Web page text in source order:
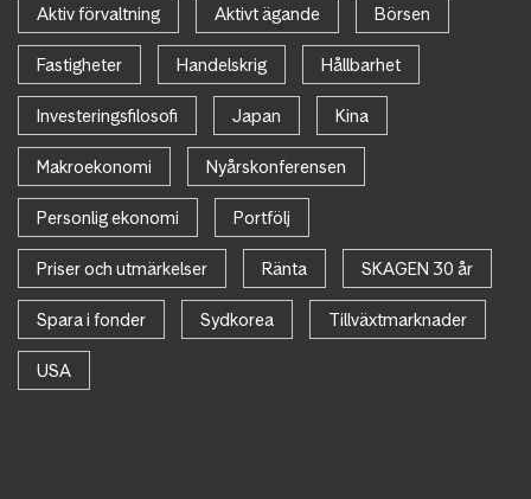
Aktiv förvaltning Aktivt ägande Börsen
Fastigheter Handelskrig Hållbarhet
Investeringsfilosofi Japan Kina
Makroekonomi Nyårskonferensen
Personlig ekonomi Portfölj
Priser och utmärkelser Ränta SKAGEN 30 år
Spara i fonder Sydkorea Tillväxtmarknader
USA